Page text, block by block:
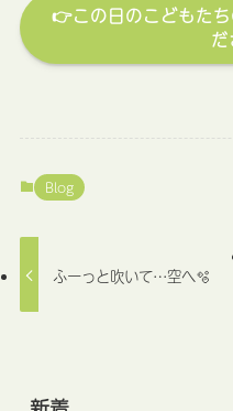
👉この日のこどもた
だ
Blog
ふーっと吹いて…空へ🫧